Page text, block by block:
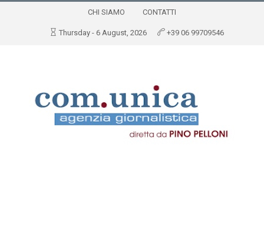
CHI SIAMO CONTATTI
Thursday - 6 August, 2026 +39 06 99709546